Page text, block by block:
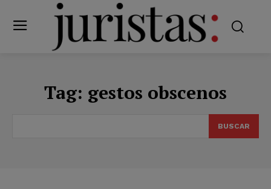
Tag: gestos obscenos
BUSCAR